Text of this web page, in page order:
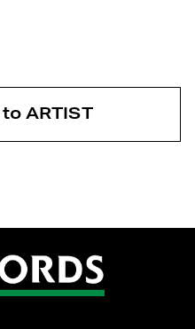
ARTIST